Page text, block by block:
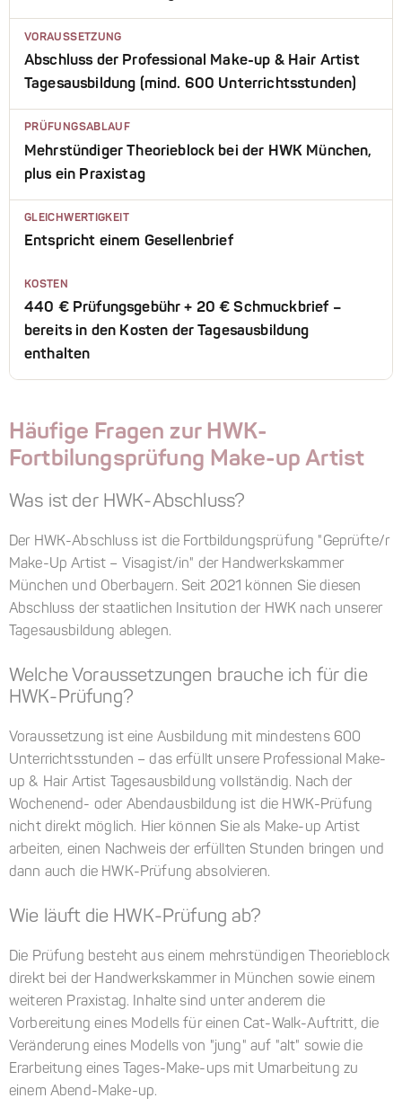
VORAUSSETZUNG
Abschluss der Professional Make-up & Hair Artist
Tagesausbildung (mind. 600 Unterrichtsstunden)
PRÜFUNGSABLAUF
Mehrstündiger Theorieblock bei der HWK München,
plus ein Praxistag
GLEICHWERTIGKEIT
Entspricht einem Gesellenbrief
KOSTEN
440 € Prüfungsgebühr + 20 € Schmuckbrief –
bereits in den Kosten der Tagesausbildung
enthalten
Häufige Fragen zur HWK-
Fortbilungsprüfung Make-up Artist
Was ist der HWK-Abschluss?
Der HWK-Abschluss ist die Fortbildungsprüfung "Geprüfte/r
Make-Up Artist – Visagist/in" der Handwerkskammer
München und Oberbayern. Seit 2021 können Sie diesen
Abschluss der staatlichen Insitution der HWK nach unserer
Tagesausbildung ablegen.
Welche Voraussetzungen brauche ich für die
HWK-Prüfung?
Voraussetzung ist eine Ausbildung mit mindestens 600
Unterrichtsstunden – das erfüllt unsere Professional Make-
up & Hair Artist Tagesausbildung vollständig. Nach der
Wochenend- oder Abendausbildung ist die HWK-Prüfung
nicht direkt möglich. Hier können Sie als Make-up Artist
arbeiten, einen Nachweis der erfüllten Stunden bringen und
dann auch die HWK-Prüfung absolvieren.
Wie läuft die HWK-Prüfung ab?
Die Prüfung besteht aus einem mehrstündigen Theorieblock
direkt bei der Handwerkskammer in München sowie einem
weiteren Praxistag. Inhalte sind unter anderem die
Vorbereitung eines Modells für einen Cat-Walk-Auftritt, die
Veränderung eines Modells von "jung" auf "alt" sowie die
Erarbeitung eines Tages-Make-ups mit Umarbeitung zu
einem Abend-Make-up.